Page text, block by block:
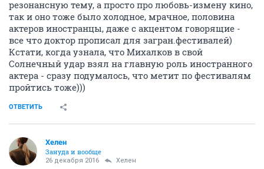
резонансную тему, а просто про любовь-измену кино,
так и оно тоже было холодное, мрачное, половина
актеров иностранцы, даже с акцентом говорящие -
все что доктор прописал для загран.фестивалей)
Кстати, когда узнала, что Михалков в свой
Солнечный удар взял на главную роль иностранного
актера - сразу подумалось, что метит по фестивалям
пройтись тоже)))
ОТВЕТИТЬ
Хелен
Зануда и вообще
26 декабря 2016 Хелен